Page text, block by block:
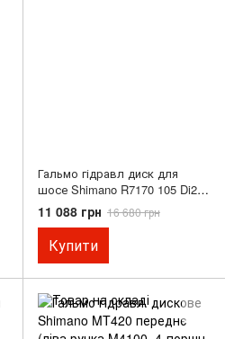
Гальмо гідравл диск для
шосе Shimano R7170 105 Di2,
переднє (ліва ручка, каліпер,
гідролінія 1000мм)
11 088 грн 16 680 грн
Купити